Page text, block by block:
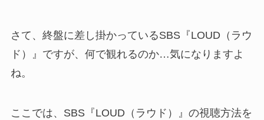
さて、終盤に差し掛かっているSBS『LOUD（ラウ
ド）』ですが、何で観れるのか…気になりますよ
ね。
ここでは、SBS『LOUD（ラウド）』の視聴方法を